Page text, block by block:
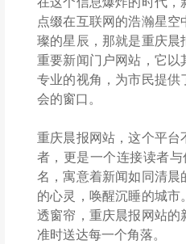
点缀在互联网的浩瀚星
璨的星辰，那就是重庆
重要新闻门户网站，它
专业的视角，为市民提
会的窗口。
重庆晨报网站，这个平
者，更是一个连接读者与
名，寓意着新闻如同清
的心灵，唤醒沉睡的城
透窗帘，重庆晨报网站的
准时送达每一个角落。